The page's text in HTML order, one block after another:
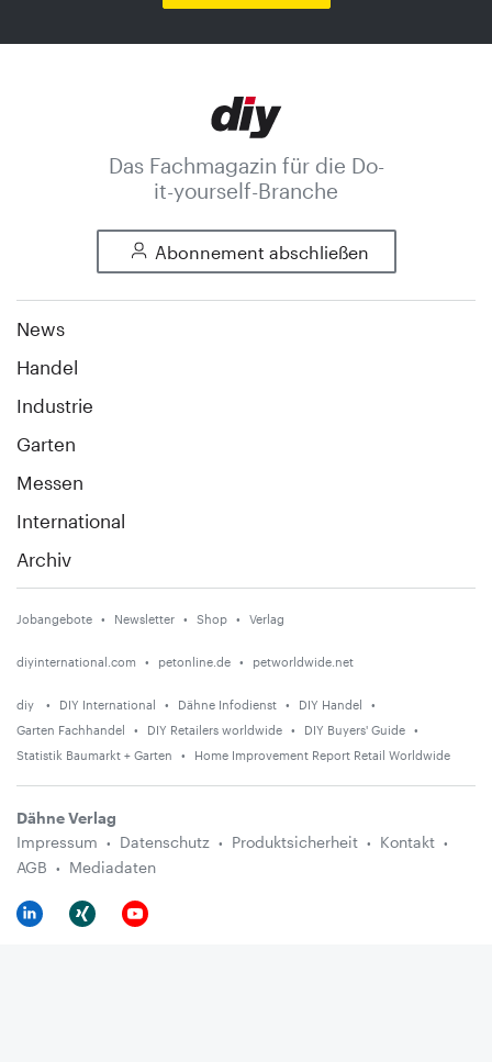
Das Fachmagazin für die Do-
it-yourself-Branche
Abonnement abschließen
News
Handel
Industrie
Garten
Messen
International
Archiv
Jobangebote Newsletter Shop Verlag
diyinternational.com petonline.de petworldwide.net
diy DIY International Dähne Infodienst
DIY Handel
Garten Fachhandel
DIY Retailers worldwide
DIY Buyers' Guide
Statistik Baumarkt + Garten
Home Improvement Report Retail Worldwide
Dähne Verlag
Impressum
Datenschutz Produktsicherheit
Kontakt
AGB
Mediadaten